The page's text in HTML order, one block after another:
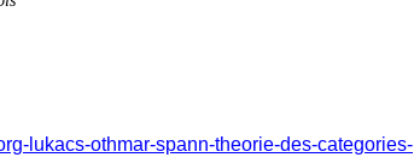
lukacs-othmar-spann-theorie-des-categories-